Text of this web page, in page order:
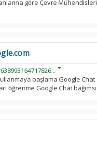
göre Çevre
başlama Google
öğrenme Google Chat